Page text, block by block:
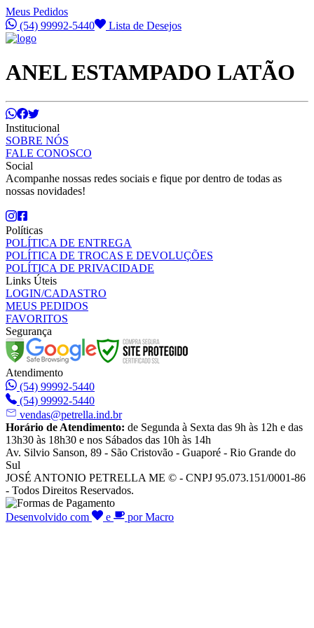
Meus Pedidos
(54) 99992-5440
Lista de Desejos
ANEL ESTAMPADO LATÃO
Institucional
SOBRE NÓS
FALE CONOSCO
Social
Acompanhe nossas redes sociais e fique por dentro de todas as
nossas novidades!
Políticas
POLÍTICA DE ENTREGA
POLÍTICA DE TROCAS E DEVOLUÇÕES
POLÍTICA DE PRIVACIDADE
Links Úteis
LOGIN/CADASTRO
MEUS PEDIDOS
FAVORITOS
Segurança
Atendimento
(54) 99992-5440
(54) 99992-5440
vendas@petrella.ind.br
Horário de Atendimento: de Segunda à Sexta das 9h às 12h e das
13h30 às 18h30 e nos Sábados das 10h às 14h
Av. Silvio Sanson, 89 - São Cristovão - Guaporé - Rio Grande do
Sul
JOSÉ ANTONIO PETRELLA ME © - CNPJ 95.073.151/0001-86
- Todos Direitos Reservados.
Desenvolvido com e por Macro